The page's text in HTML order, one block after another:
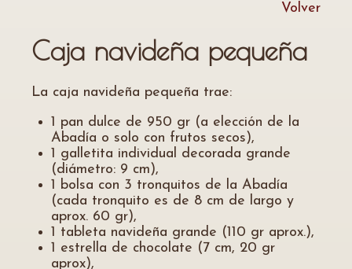
Volver
Caja navideña pequeña
La caja navideña pequeña trae:
1 pan dulce de 950 gr (a elección de la
Abadía o solo con frutos secos),
1 galletita individual decorada grande
(diámetro: 9 cm),
1 bolsa con 3 tronquitos de la Abadía
(cada tronquito es de 8 cm de largo y
aprox. 60 gr),
1 tableta navideña grande (110 gr aprox.),
1 estrella de chocolate (7 cm, 20 gr
aprox),